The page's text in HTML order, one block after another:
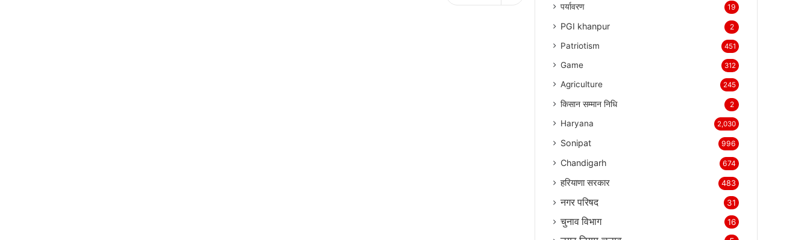
पर्यावरण 19
PGI khanpur 2
Patriotism 451
Game 312
Agriculture 245
किसान सम्मान निधि 2
Haryana 2,030
Sonipat 996
Chandigarh 674
हरियाणा सरकार 483
नगर परिषद 31
चुनाव विभाग 16